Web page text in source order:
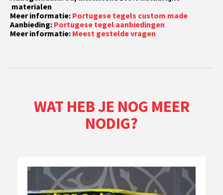
materialen
Meer informatie: Portugese tegels custom made
Aanbieding: Portugese tegel aanbiedingen
Meer informatie: Meest gestelde vragen
WAT HEB JE NOG MEER
NODIG?